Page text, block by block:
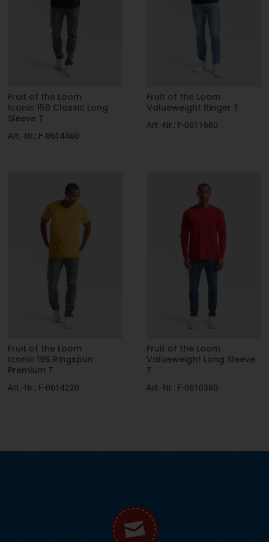
Fruit of the Loom
Iconic 150 Classic Long
Sleeve T
Art.-Nr.: F-0614460
Fruit of the Loom
Valueweight Ringer T
Art.-Nr.: F-0611680
Fruit of the Loom
Iconic 195 Ringspun
Premium T
Art.-Nr.: F-0614220
Fruit of the Loom
Valueweight Long Sleeve
T
Art.-Nr.: F-0610380